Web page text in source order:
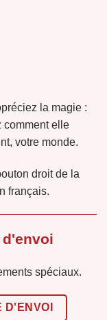
la magie :
comment elle
votre monde.
droit de la
français.
spéciaux.
D'ENVOI